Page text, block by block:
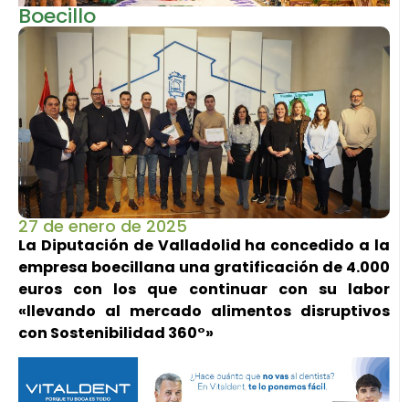
Boecillo
27 de enero de 2025
La Diputación de Valladolid ha concedido a la
empresa boecillana una gratificación de 4.000
euros con los que continuar con su labor
«llevando al mercado alimentos disruptivos
con Sostenibilidad 360°»